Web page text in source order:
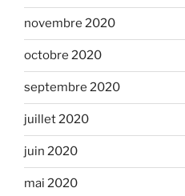
novembre 2020
octobre 2020
septembre 2020
juillet 2020
juin 2020
mai 2020